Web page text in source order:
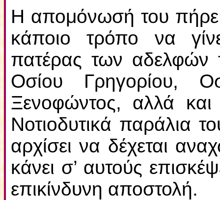
Η απομόνωσή του πήρε
κάποιο τρόπο να
πατέρας των αδελφών
Οσίου Γρηγορίου,
Ξενοφώντος, αλλά
Νοτιοδυτικά παράλια
αρχίσει να δέχεται
κάνει σ’ αυτούς
επικίνδυνη αποστολή.